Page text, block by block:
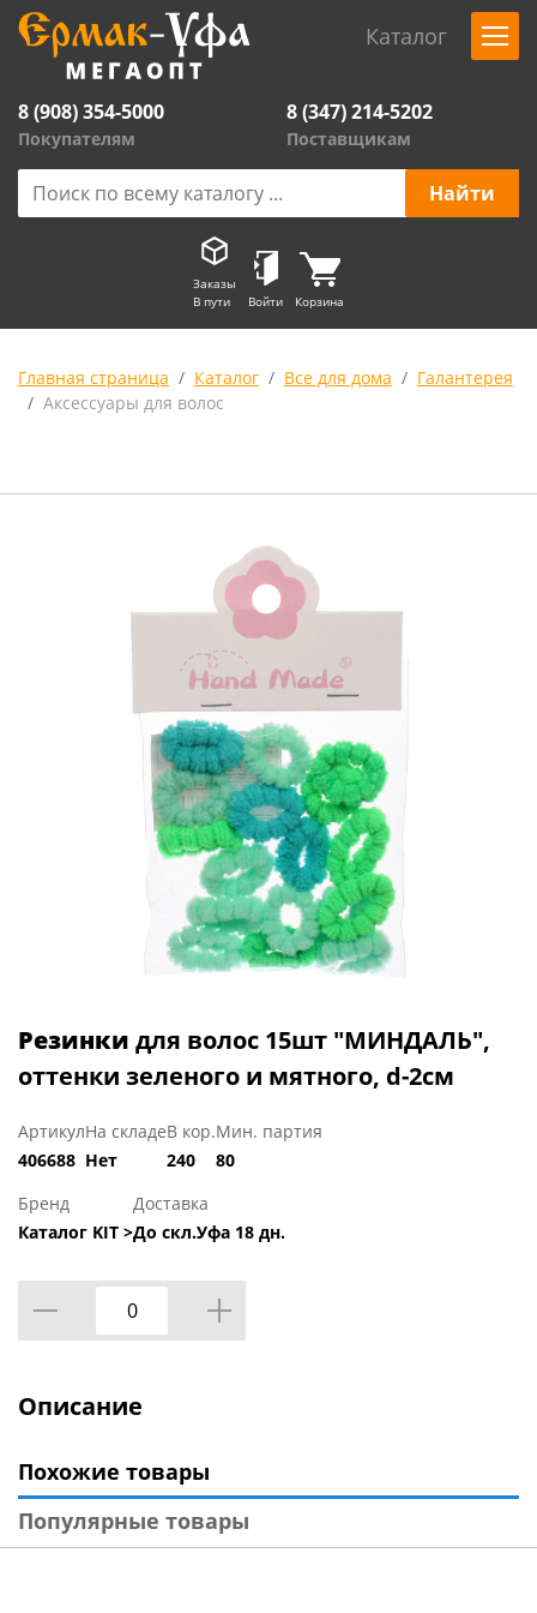
Каталог
8 (908) 354-5000
Покупателям
8 (347) 214-5202
Поставщикам
Заказы
В пути
Войти Корзина
Главная страница Каталог Все для дома
Галантерея
Аксессуары для волос
Резинки для волос 15шт "МИНДАЛЬ",
оттенки зеленого и мятного, d-2см
Артикул
406688
На складе
Нет
В кор.
240
Мин. партия
80
Бренд
Каталог KIT >
Доставка
До скл.Уфа 18 дн.
Описание
Похожие товары
Популярные товары